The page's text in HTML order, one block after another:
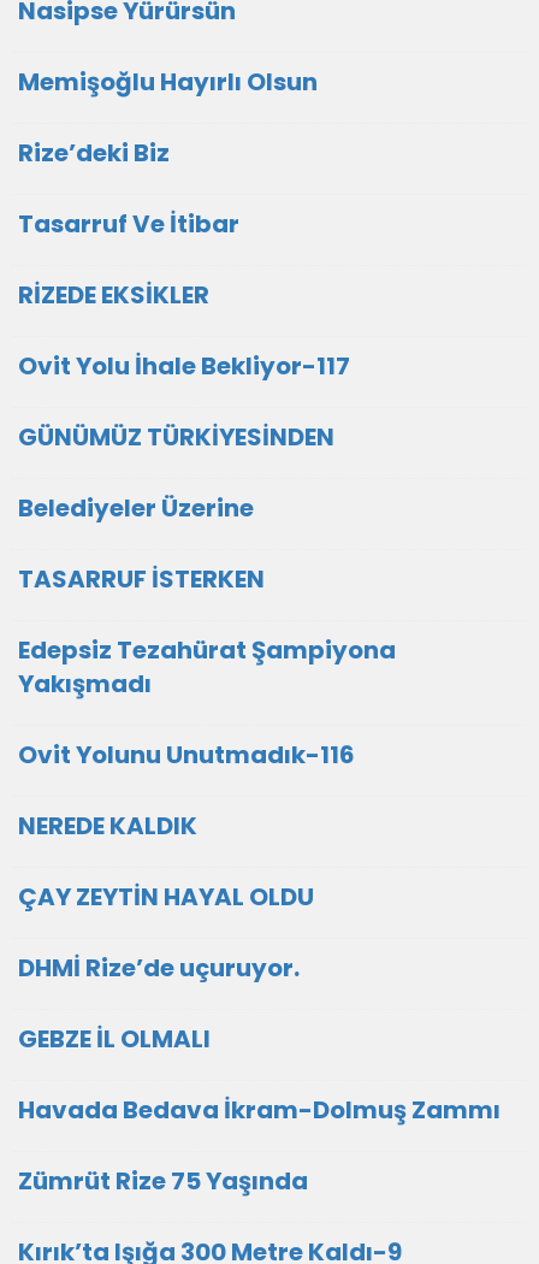
Nasipse Yürürsün
Memişoğlu Hayırlı Olsun
Rize’deki Biz
Tasarruf Ve İtibar
RİZEDE EKSİKLER
Ovit Yolu İhale Bekliyor-117
GÜNÜMÜZ TÜRKİYESİNDEN
Belediyeler Üzerine
TASARRUF İSTERKEN
Edepsiz Tezahürat Şampiyona
Yakışmadı
Ovit Yolunu Unutmadık-116
NEREDE KALDIK
ÇAY ZEYTİN HAYAL OLDU
DHMİ Rize’de uçuruyor.
GEBZE İL OLMALI
Havada Bedava İkram-Dolmuş Zammı
Zümrüt Rize 75 Yaşında
Kırık’ta Işığa 300 Metre Kaldı-9